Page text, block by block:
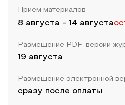
Прием материалов
8 августа - 14 августа
Размещение PDF-версии
19 августа
Размещение электронной
сразу после оплаты